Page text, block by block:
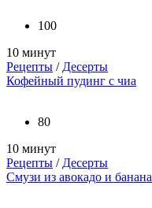
100
10 минут
Рецепты / Десерты
Кофейный пудинг с чиа
80
10 минут
Рецепты / Десерты
Смузи из авокадо и банана